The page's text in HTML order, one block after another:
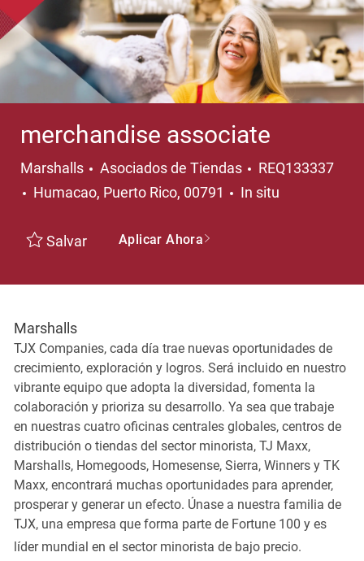
merchandise associate
Marshalls Categoría
Asociados de Tiendas
REQ133337
Ubicación
Humacao, Puerto Rico, 00791 In situ
Salvar Aplicar Ahora
Marshalls
TJX Companies, cada día trae nuevas oportunidades de
crecimiento, exploración y logros. Será incluido en nuestro
vibrante equipo que adopta la diversidad, fomenta la
colaboración y prioriza su desarrollo. Ya sea que trabaje
en nuestras cuatro oficinas centrales globales, centros de
distribución o tiendas del sector minorista, TJ Maxx,
Marshalls, Homegoods, Homesense, Sierra, Winners y TK
Maxx, encontrará muchas oportunidades para aprender,
prosperar y generar un efecto. Únase a nuestra familia de
TJX, una empresa que forma parte de Fortune 100 y es
líder mundial en el sector minorista de bajo precio.